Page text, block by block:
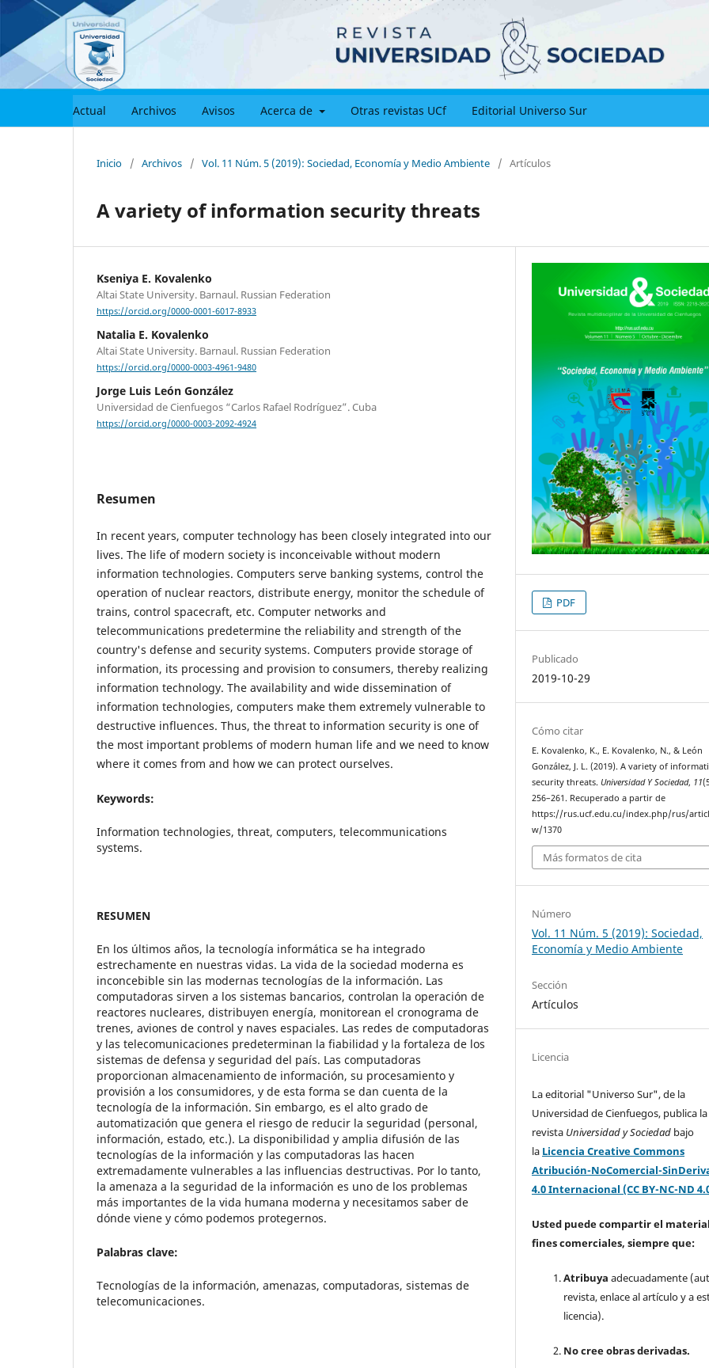
Actual Archivos Avisos Acerca de Otras revistas UCf Editorial Universo Sur
Inicio / Archivos / Vol. 11 Núm. 5 (2019): Sociedad, Economía y Medio Ambiente / Artículos
A variety of information security threats
Kseniya E. Kovalenko
Altai State University. Barnaul. Russian Federation
https://orcid.org/0000-0001-6017-8933
Natalia E. Kovalenko
Altai State University. Barnaul. Russian Federation
https://orcid.org/0000-0003-4961-9480
Jorge Luis León González
Universidad de Cienfuegos “Carlos Rafael Rodríguez”. Cuba
https://orcid.org/0000-0003-2092-4924
Resumen
In recent years, computer technology has been closely integrated into our
lives. The life of modern society is inconceivable without modern
information technologies. Computers serve banking systems, control the
operation of nuclear reactors, distribute energy, monitor the schedule of
trains, control spacecraft, etc. Computer networks and
telecommunications predetermine the reliability and strength of the
country's defense and security systems. Computers provide storage of
information, its processing and provision to consumers, thereby realizing
information technology. The availability and wide dissemination of
information technologies, computers make them extremely vulnerable to
destructive influences. Thus, the threat to information security is one of
the most important problems of modern human life and we need to know
where it comes from and how we can protect ourselves.
Keywords:
Information technologies, threat, computers, telecommunications
systems.
RESUMEN
En los últimos años, la tecnología informática se ha integrado
estrechamente en nuestras vidas. La vida de la sociedad moderna es
inconcebible sin las modernas tecnologías de la información. Las
computadoras sirven a los sistemas bancarios, controlan la operación de
reactores nucleares, distribuyen energía, monitorean el cronograma de
trenes, aviones de control y naves espaciales. Las redes de computadoras
y las telecomunicaciones predeterminan la fiabilidad y la fortaleza de los
sistemas de defensa y seguridad del país. Las computadoras
proporcionan almacenamiento de información, su procesamiento y
provisión a los consumidores, y de esta forma se dan cuenta de la
tecnología de la información. Sin embargo, es el alto grado de
automatización que genera el riesgo de reducir la seguridad (personal,
información, estado, etc.). La disponibilidad y amplia difusión de las
tecnologías de la información y las computadoras las hacen
extremadamente vulnerables a las influencias destructivas. Por lo tanto,
la amenaza a la seguridad de la información es uno de los problemas
más importantes de la vida humana moderna y necesitamos saber de
dónde viene y cómo podemos protegernos.
Palabras clave:
Tecnologías de la información, amenazas, computadoras, sistemas de
telecomunicaciones.
PDF
Publicado
2019-10-29
Cómo citar
E. Kovalenko, K., E. Kovalenko, N., & León
González, J. L. (2019). A variety of
security threats. Universidad Y Sociedad, 11
256–261. Recuperado a partir de
https://rus.ucf.edu.cu/index.php/rus/
w/1370
Más formatos de cita
Número
Vol. 11 Núm. 5 (2019): Sociedad,
Economía y Medio Ambiente
Sección
Artículos
Licencia
La editorial "Universo Sur", de la
Universidad de Cienfuegos, publica la
revista Universidad y Sociedad bajo
la Licencia Creative Commons
Atribución-NoComercial-
4.0 Internacional (CC BY-NC-ND
Usted puede compartir el
fines comerciales, siempre que:
Atribuya adecuadamente
revista, enlace al artículo y a
licencia).
No cree obras derivadas.